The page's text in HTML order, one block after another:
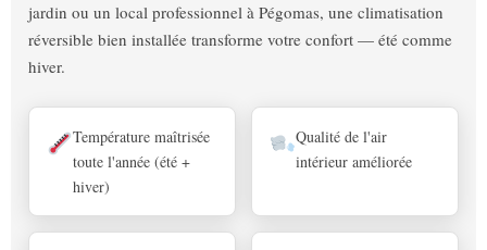
jardin ou un local professionnel à Pégomas, une climatisation
réversible bien installée transforme votre confort — été comme
hiver.
Température maîtrisée
toute l'année (été +
hiver)
Qualité de l'air
intérieur améliorée